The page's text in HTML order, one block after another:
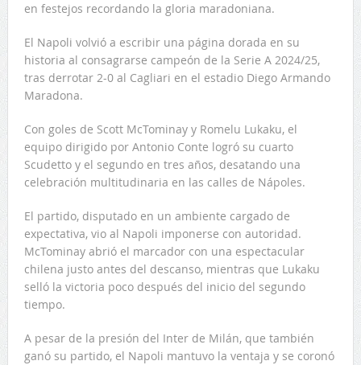
en festejos recordando la gloria maradoniana.
El Napoli volvió a escribir una página dorada en su
historia al consagrarse campeón de la Serie A 2024/25,
tras derrotar 2-0 al Cagliari en el estadio Diego Armando
Maradona.
Con goles de Scott McTominay y Romelu Lukaku, el
equipo dirigido por Antonio Conte logró su cuarto
Scudetto y el segundo en tres años, desatando una
celebración multitudinaria en las calles de Nápoles.
El partido, disputado en un ambiente cargado de
expectativa, vio al Napoli imponerse con autoridad.
McTominay abrió el marcador con una espectacular
chilena justo antes del descanso, mientras que Lukaku
selló la victoria poco después del inicio del segundo
tiempo.
A pesar de la presión del Inter de Milán, que también
ganó su partido, el Napoli mantuvo la ventaja y se coronó